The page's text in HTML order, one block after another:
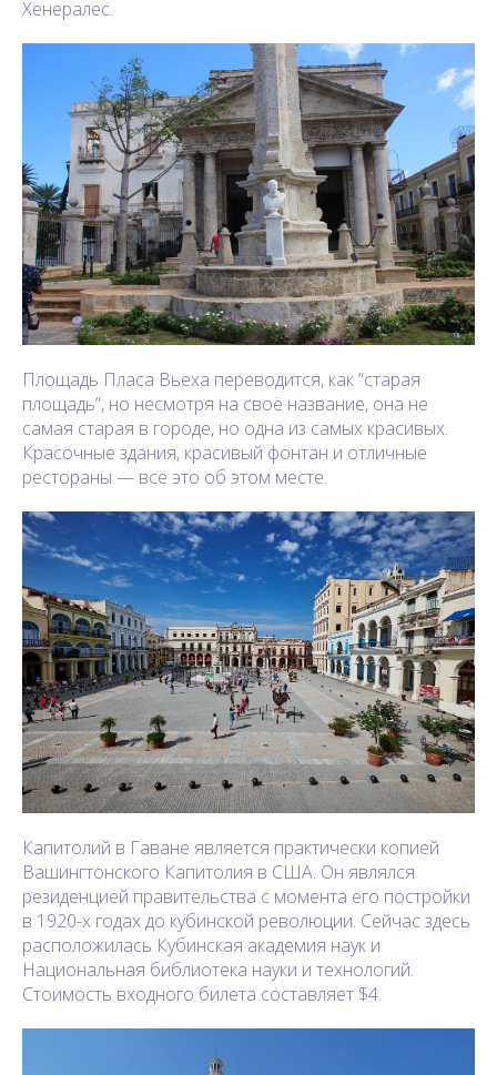
Хенералес.
Площадь Пласа Вьеха переводится, как “старая
площадь”, но несмотря на своё название, она не
самая старая в городе, но одна из самых красивых.
Красочные здания, красивый фонтан и отличные
рестораны — всё это об этом месте.
Капитолий в Гаване является практически копией
Вашингтонского Капитолия в США. Он являлся
резиденцией правительства с момента его постройки
в 1920-х годах до кубинской революции. Сейчас здесь
расположилась Кубинская академия наук и
Национальная библиотека науки и технологий.
Стоимость входного билета составляет $4.